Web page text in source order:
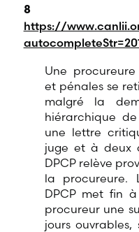
8
https://
Une
et pénales se
malgré la
hiérarchique
une lettre
juge et à deux
DPCP relève
la procureure.
DPCP met fin
procureur une
jours